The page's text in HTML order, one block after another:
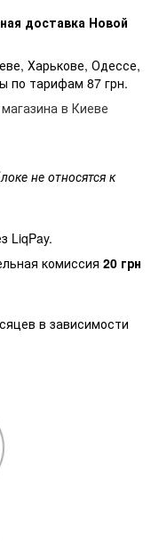
доставка Новой
Харькове, Одессе,
по тарифам 87 грн.
в Киеве
не относятся к
LiqPay.
комиссия 20 грн
в зависимости